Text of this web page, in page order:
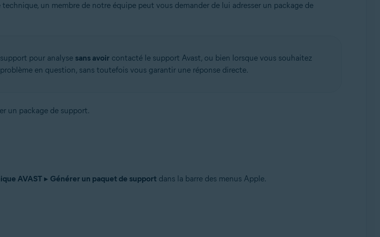
un membre de notre équipe peut vous demander de lui adresser un package de
pour analyse sans avoir contacté le support Avast, ou bien lorsque vous souhaitez
en question, sans toutefois vous garantir une réponse directe.
un package de support.
AVAST▸ Générer un paquet de support dans la barre des menus Apple.